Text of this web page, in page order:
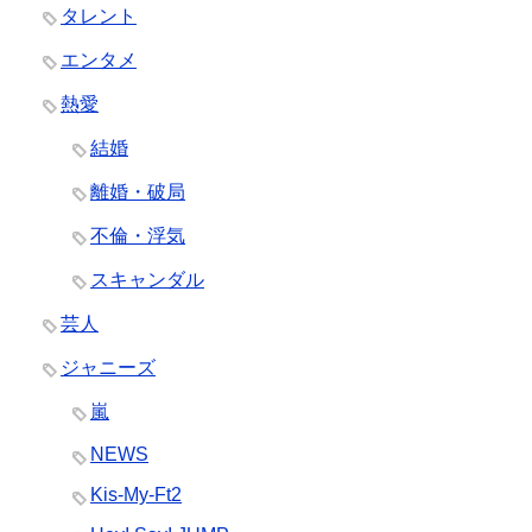
タレント
エンタメ
熱愛
結婚
離婚・破局
不倫・浮気
スキャンダル
芸人
ジャニーズ
嵐
NEWS
Kis-My-Ft2